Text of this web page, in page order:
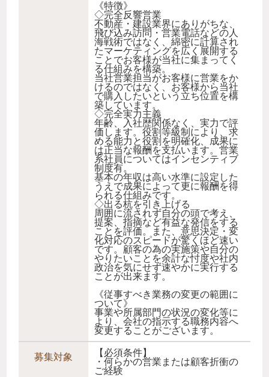
《特徴》
◇完全反響営業
不動産・建設業界にありがちな、
飛び込み訪問・営業電話などの人
海戦術ではなく、綿密に計算され
たマーケティングを広く展開する
ことでお客様が当社に集まってく
る仕組みを構築。
当社営業担当がお客様に営業をか
けるのではなく、お客様から当社
で購入したいという立ち位置を構
築しています。
◇完全実力主義
年齢、入社歴関係なく、実力で評
価します。役割等級制により、求
める能力と役割を明確化、成果に
は正当な報酬を支払います。営業
系社員についてはインセンティブ
制度有。
基本の年収は高い水準に設定した
うえで成果によって更に報酬を得
られる仕組みです。
◇出る杭を引き上げる
周囲に流されず自分の頭で考え、
提案、指摘など有益な発信をする
ことを評価。また、意思決定・変
化対応のスピードが驚くほど速い
です。顧客の為の実施策や自分の
やりたいことを余計な忖度や社内
政治を気にせず速やかに実行する
ことが出来ます。
《従事すべき業務の変更の範囲に
ついて》
事業や所属部門の状況の変化等に
より、会社の指示する職務内容へ
変更することがございます。
募集対象
【必須条件】
・何らかの営業または顧客折衝の
ご経験